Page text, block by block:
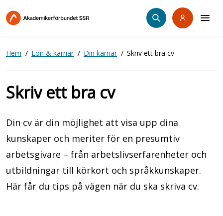
till
Hem Lön & karriär Din karriär Skriv ett bra cv
Skriv ett bra cv
Din cv är din möjlighet att visa upp dina
kunskaper och meriter för en presumtiv
arbetsgivare – från arbetslivserfarenheter och
utbildningar till körkort och språkkunskaper.
Här får du tips på vägen när du ska skriva cv.